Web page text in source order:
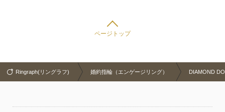
ページトップ
Ringraph(リングラフ) 婚約指輪（エンゲージリング） DIAMOND